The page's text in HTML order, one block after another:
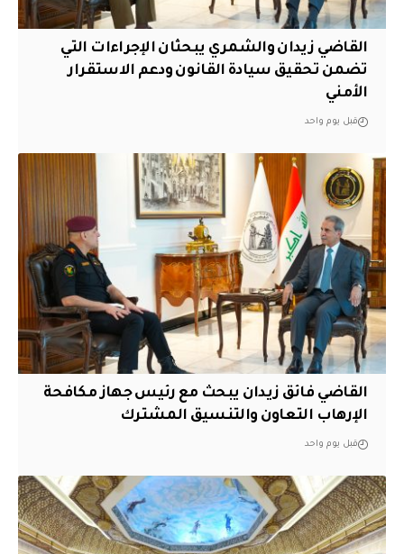
القاضي زيدان والشمري يبحثان الإجراءات التي
تضمن تحقيق سيادة القانون ودعم الاستقرار
الأمني
قبل يوم واحد
القاضي فائق زيدان يبحث مع رئيس جهاز مكافحة
الإرهاب التعاون والتنسيق المشترك
قبل يوم واحد